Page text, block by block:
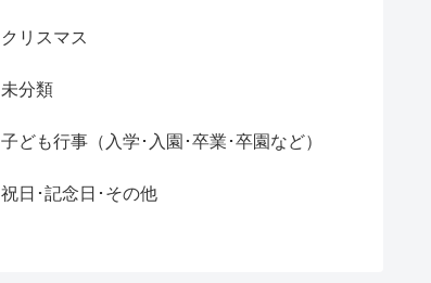
クリスマス
未分類
子ども行事（入学･入園･卒業･卒園など）
祝日･記念日･その他